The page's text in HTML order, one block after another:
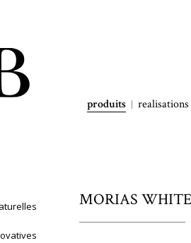
produits realisations
MORIAS